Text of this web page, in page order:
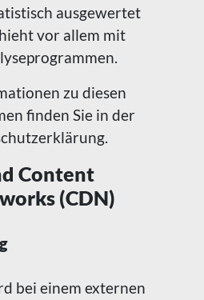
ausgewertet
vor allem mit
zu diesen
finden Sie in der
Content
(CDN)
bei einem externen